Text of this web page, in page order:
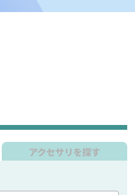
アクセサリを探す